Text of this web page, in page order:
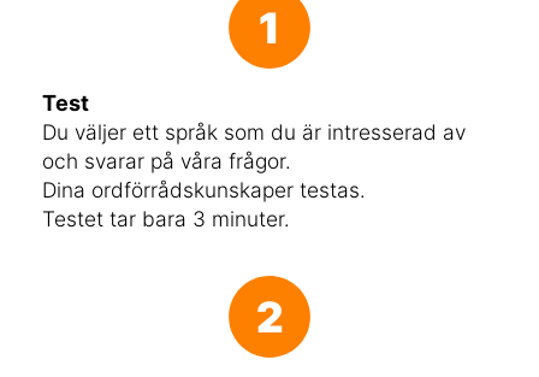
1
Test
Du väljer ett språk som du är intresserad av
och svarar på våra frågor.
Dina ordförrådskunskaper testas.
Testet tar bara 3 minuter.
2